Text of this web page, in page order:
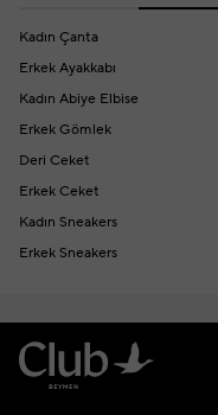
Kadın Çanta
Erkek Ayakkabı
Kadın Abiye Elbise
Erkek Gömlek
Deri Ceket
Erkek Ceket
Kadın Sneakers
Erkek Sneakers